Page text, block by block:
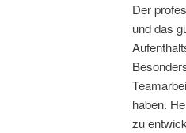
Der
und das
haben.
zu